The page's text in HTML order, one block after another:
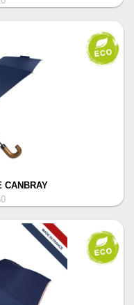
CANBRAY